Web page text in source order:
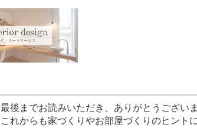
最後までお読みいただき、ありがとうございま
これからも家づくりやお部屋づくりのヒント